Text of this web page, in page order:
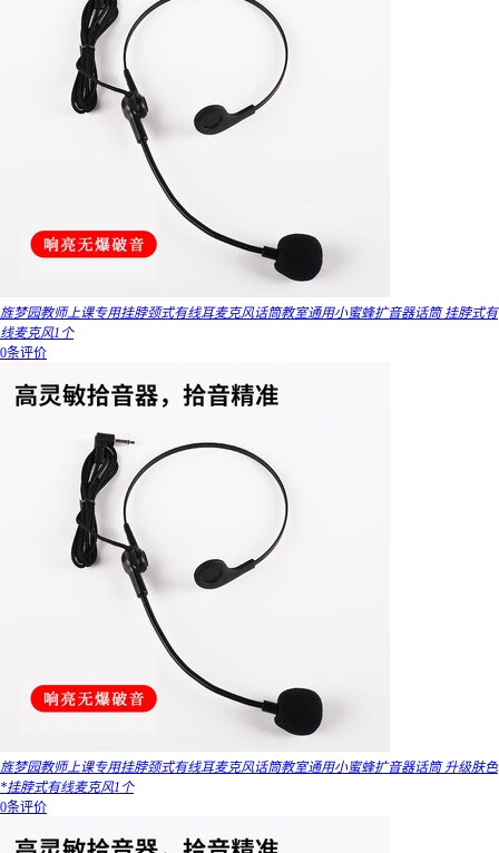
旌梦园教师上课专用挂脖颈式有线耳麦克风话筒教室通用小蜜蜂扩音器话筒 挂脖式有
线麦克风1个
0条评价
旌梦园教师上课专用挂脖颈式有线耳麦克风话筒教室通用小蜜蜂扩音器话筒 升级肤色
*挂脖式有线麦克风1个
0条评价